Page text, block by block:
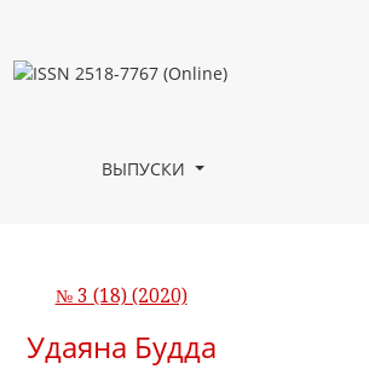
ВЫПУСКИ
№ 3 (18) (2020)
Удаяна Будда